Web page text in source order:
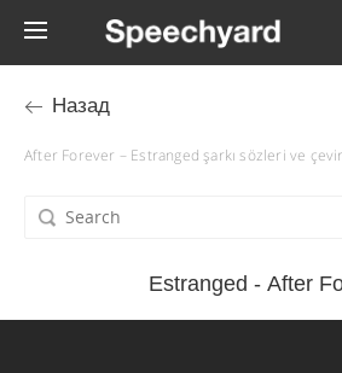
Назад
After Forever – Estranged şarkı sözleri ve
Estranged - After